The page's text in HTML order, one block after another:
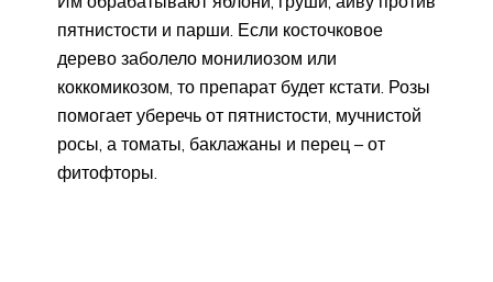
пятнистости и парши. Если косточковое
дерево заболело монилиозом или
коккомикозом, то препарат будет кстати. Розы
помогает уберечь от пятнистости, мучнистой
росы, а томаты, баклажаны и перец – от
фитофторы.